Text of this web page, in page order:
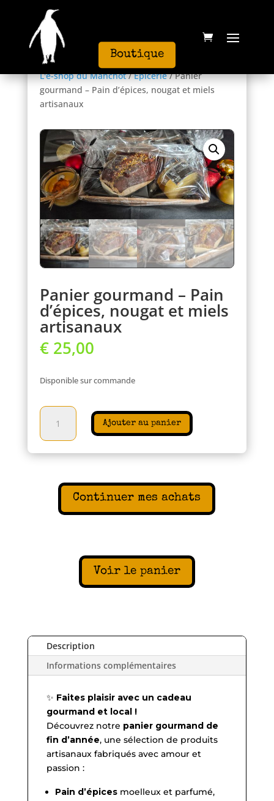
Boutique
L'e-shop du Manchot/Epicerie/ Panier
gourmand – Pain d’épices, nougat et miels
artisanaux
Panier gourmand – Pain
d’épices, nougat et miels
artisanaux
€25,00
Disponible sur commande
quantité
Panier
gourmand
d’épices,
nougat
artisanaux
Ajouter au panier
Continuer mes achats
Voir le panier
Description
Informations complémentaires
✨ Faites plaisir avec un cadeau
gourmand et local !
Découvrez notre panier gourmand de
fin d’année, une sélection de produits
artisanaux fabriqués avec amour et
passion :
Pain d’épicesmoelleux et parfumé,